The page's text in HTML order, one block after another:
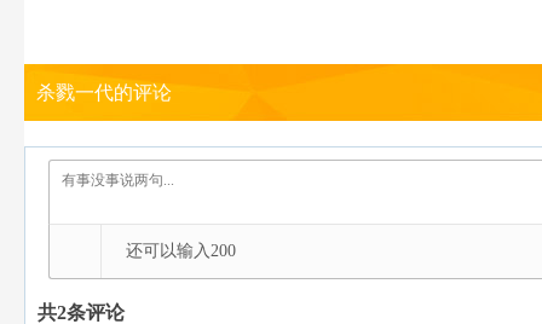
杀戮一代的评论
还可以输入200
共2条评论